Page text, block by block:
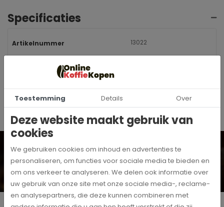
Specificaties
Artikelnummer 13022
digitale nieuwsbrief!
Inschrijven
Ja, ik schrijf me in voor de maandelijkse marketingpromoties
Toestemming Details Over
Deze website maakt gebruik van
cookies
We gebruiken cookies om inhoud en advertenties te
personaliseren, om functies voor sociale media te bieden en
om ons verkeer te analyseren. We delen ook informatie over
uw gebruik van onze site met onze sociale media-, reclame-
en analysepartners, die deze kunnen combineren met